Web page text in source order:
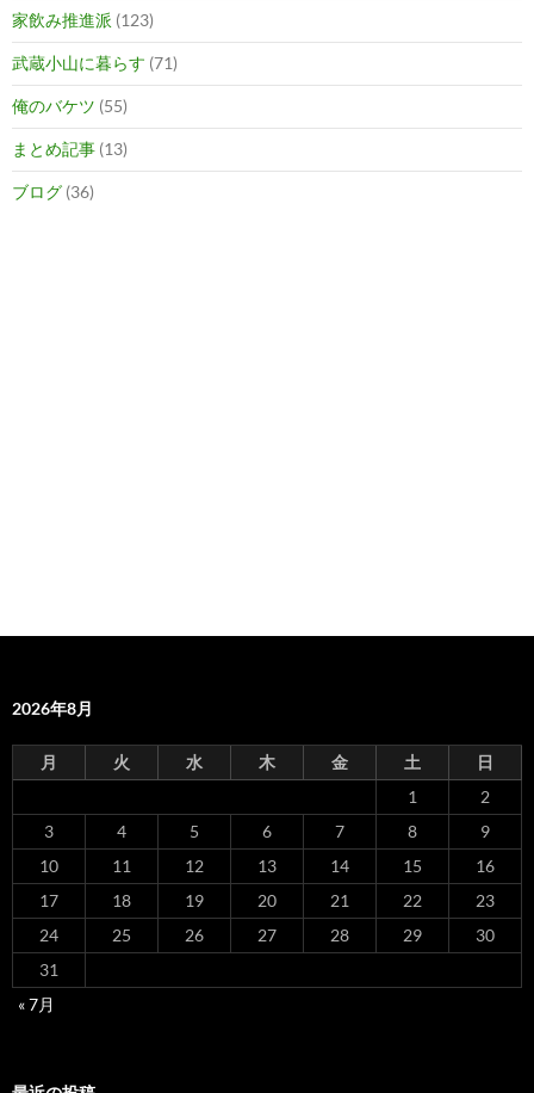
家飲み推進派 (123)
武蔵小山に暮らす (71)
俺のバケツ (55)
まとめ記事 (13)
ブログ (36)
2026年8月
月 火 水 木 金 土
日
1
2
3
4 5 6 7 8
9
10
11 12 13 14 15
16
17
18 19 20 21 22
23
24
25 26 27 28 29
30
31
« 7月